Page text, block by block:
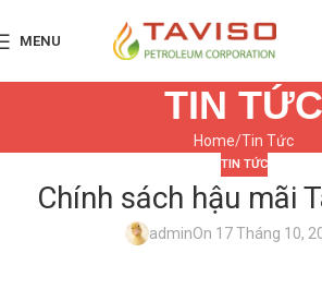
MENU
TIN TỨC
Home Tin Tức
TIN TỨC
Chính sách hậu mãi
adminOn 17 Tháng 10,